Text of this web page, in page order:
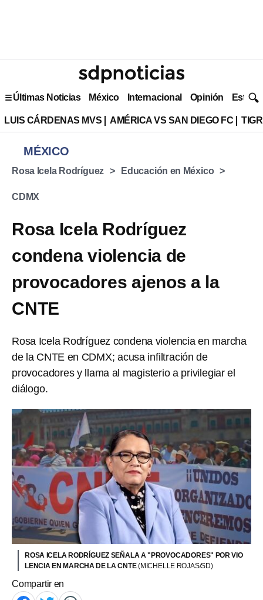
Últimas Noticias México Internacional Opinión Estilo
LUIS CÁRDENAS MVS AMÉRICA VS SAN DIEGO FC
MÉXICO
Rosa Icela Rodríguez Educación en México
CDMX
Rosa Icela Rodríguez
condena violencia de
provocadores ajenos a la
CNTE
Rosa Icela Rodríguez condena violencia en marcha
de la CNTE en CDMX; acusa infiltración de
provocadores y llama al magisterio a privilegiar el
diálogo.
ROSA ICELA RODRÍGUEZ SEÑALA A "PROVOCADORES" POR VIO
LENCIA EN MARCHA DE LA CNTE(MICHELLE ROJAS/SD)
Compartir en